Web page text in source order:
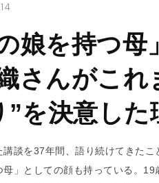
娘を持つ
さんがこれ
”を決意した
談を37年間、語り続けてきた
」としての顔も持っている。19